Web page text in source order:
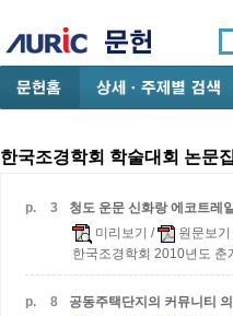
한국조경학회 학술대회 논문
p. 3
청도 운문 신화랑 에코트레
미리보기 / 원문보기
한국조경학회 2010년도
p. 8 공동주택단지의 커뮤니티